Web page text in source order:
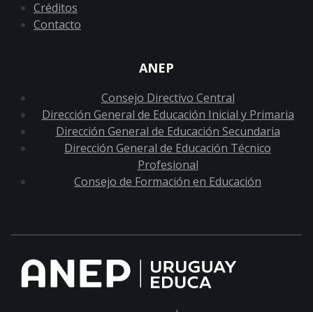
Créditos
Contacto
ANEP
Consejo Directivo Central
Dirección General de Educación Inicial y Primaria
Dirección General de Educación Secundaria
Dirección General de Educación Técnico
Profesional
Consejo de Formación en Educación